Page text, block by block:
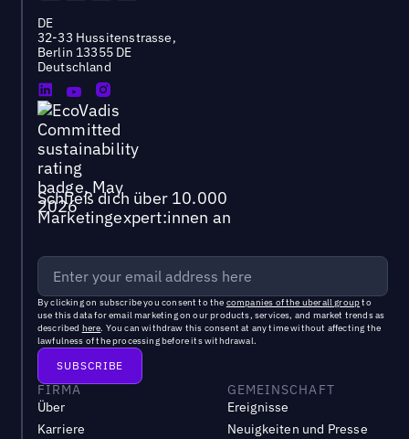
DE
32-33 Hussitenstrasse,
Berlin 13355 DE
Deutschland
Schließ dich über 10.000
Marketingexpert:innen an
By clicking on subscribe you consent to the companies of the uberall groupto
use this data for email marketing on our products, services, and market trends as
described here. You can withdraw this consent at any time without affecting the
lawfulness of the processing before its withdrawal.
FIRMA
Über
Karriere
GEMEINSCHAFT
Ereignisse
Neuigkeiten und Presse